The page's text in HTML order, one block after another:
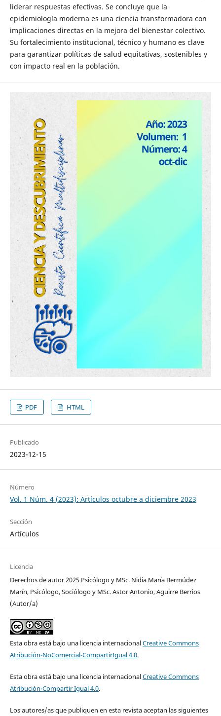
liderar respuestas efectivas. Se concluye que la
epidemiología moderna es una ciencia transformadora con
implicaciones directas en la mejora del bienestar colectivo.
Su fortalecimiento institucional, técnico y humano es clave
para garantizar políticas de salud equitativas, sostenibles y
con impacto real en la población.
PDF HTML
Publicado
2023-12-15
Número
Vol. 1 Núm. 4 (2023): Artículos octubre a diciembre 2023
Sección
Artículos
Licencia
Derechos de autor 2025 Psicólogo y MSc. Nidia María Bermúdez
Marín, Psicólogo, Sociólogo y MSc. Astor Antonio, Aguirre Berrios
(Autor/a)
Esta obra está bajo una licencia internacionalCreative Commons
Atribución-NoComercial-CompartirIgual 4.0.
Esta obra está bajo una licencia internacionalCreative Commons
Atribución-Compartir Igual 4.0.
Los autores/as que publiquen en esta revista aceptan las siguientes